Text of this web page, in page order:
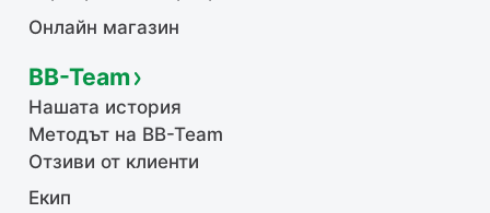
Онлайн магазин
BB-Team
Нашата история
Методът на BB-Team
Отзиви от клиенти
Екип